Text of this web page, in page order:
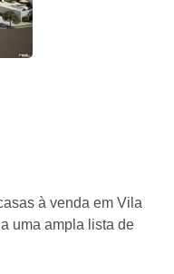
à venda em Vila
uma ampla lista de